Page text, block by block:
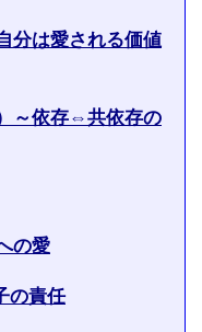
分は愛される価値
～依存⇔共依存の
の愛
の責任